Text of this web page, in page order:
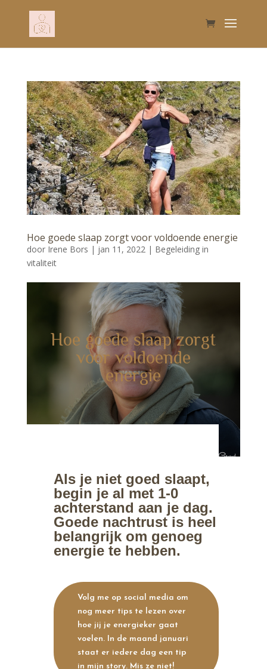
Hoe goede slaap zorgt voor voldoende energie
door Irene Bors | jan 11, 2022| Begeleiding in
vitaliteit
Hoe goede slaap zorgt
voor voldoende
energie
Als je niet goed slaapt,
begin je al met 1-0
achterstand aan je dag.
Goede nachtrust is heel
belangrijk om genoeg
energie te hebben.
Volg me op social media om
nog meer tips te lezen over
hoe jij je energieker gaat
voelen. In de maand januari
staat er iedere dag een tip
in mijn story. Mis ze niet!